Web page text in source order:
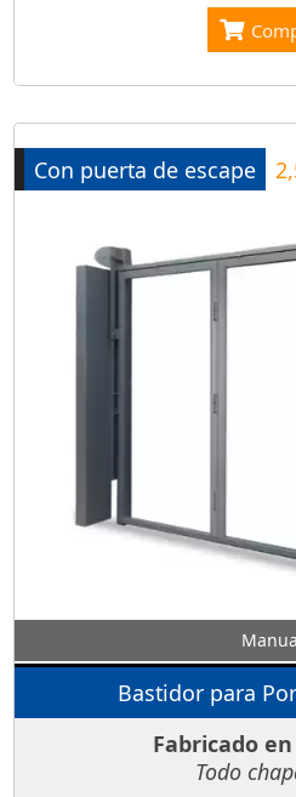
Bastidor para
Fabricado
Todo
Con puerta de escape